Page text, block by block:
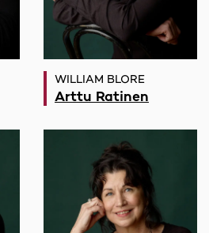
WILLIAM BLORE
Arttu Ratinen